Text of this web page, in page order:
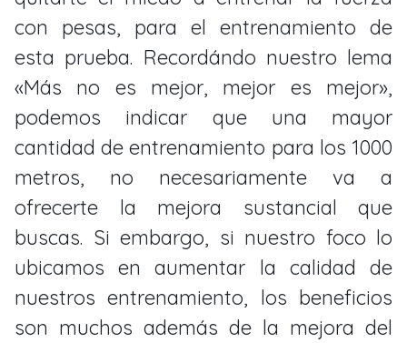
con pesas, para el entrenamiento de
esta prueba. Recordándo nuestro lema
«Más no es mejor, mejor es mejor»,
podemos indicar que una mayor
cantidad de entrenamiento para los 1000
metros, no necesariamente va a
ofrecerte la mejora sustancial que
buscas. Si embargo, si nuestro foco lo
ubicamos en aumentar la calidad de
nuestros entrenamiento, los beneficios
son muchos además de la mejora del